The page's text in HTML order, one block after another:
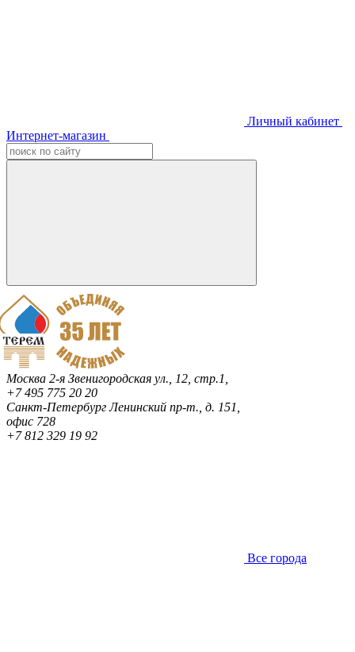
Личный кабинет
Интернет-магазин
Москва 2-я Звенигородская ул., 12, стр.1,
+7 495 775 20 20
Санкт-ПетербургЛенинский пр-т., д. 151,
офис 728
+7 812 329 19 92
Все города